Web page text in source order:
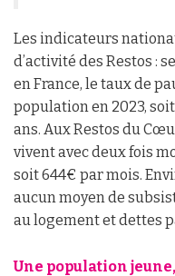
Les indicateurs
d’activité des Restos :
en France, le taux de
population en 2023,
ans. Aux Restos du
vivent avec deux fois
soit 644€ par mois.
aucun moyen de
au logement et dettes
Une population